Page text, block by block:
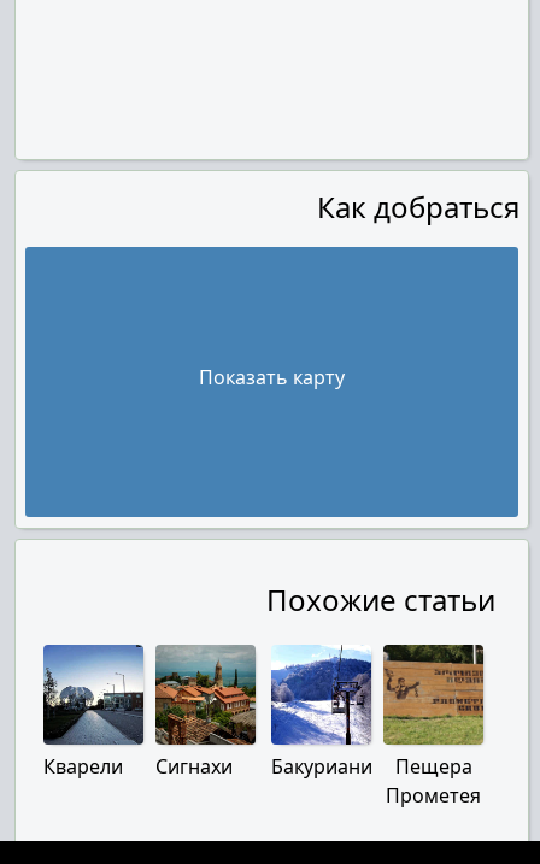
Как добраться
Показать карту
Похожие статьи
Кварели Сигнахи Бакуриани
Пещера
Прометея